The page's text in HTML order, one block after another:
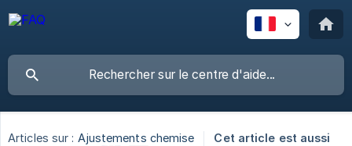
Articles sur : Ajustements chemise
Cet article est aussi